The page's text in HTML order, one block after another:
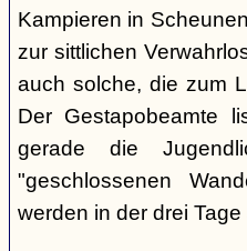
Kampieren in
zur sittlichen
auch solche, die zum
Der Gestapobeamte
gerade die
"geschlossenen
werden in der drei